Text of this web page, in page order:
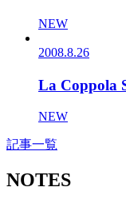
NEW
2008.8.26
La Coppola
NEW
記事一覧
NOTES